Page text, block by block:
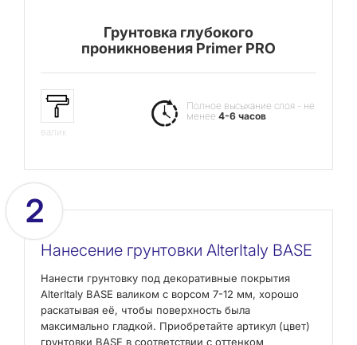
Грунтовка глубокого
проникновения Primer PRO
валик
Полное высыхание слоя - не
менее4-6 часов
2
Нанесение грунтовки AlterItaly BASE
Нанести грунтовку под декоративные покрытия
AlterItaly BASE валиком с ворсом 7-12 мм, хорошо
раскатывая её, чтобы поверхность была
максимально гладкой. Приобретайте артикул (цвет)
грунтовки BASE в соответствии с оттенком